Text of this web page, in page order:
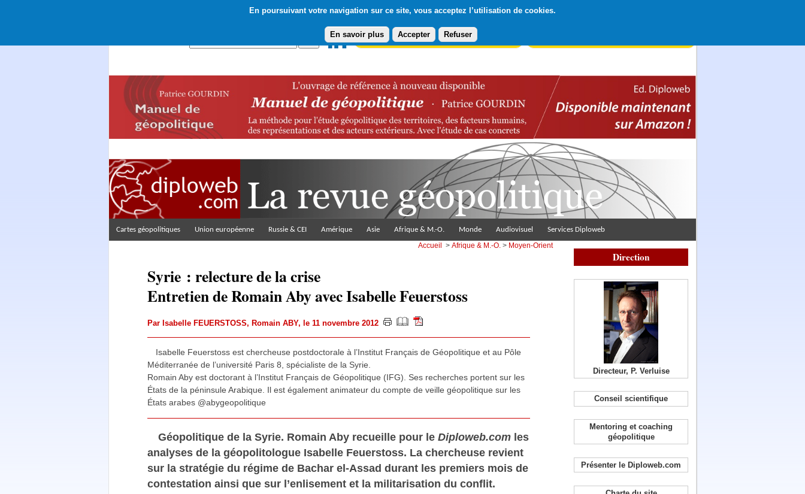
En poursuivant votre navigation sur ce site, vous acceptez l’utilisation de cookies.
En savoir plus Accepter Refuser
Abonnement gratuit à la Lettre du Diploweb
Cartes géopolitiques Union européenne Russie & CEI Amérique Asie Afrique & M.-O. Monde Audiovisuel Services Diploweb
Accueil >Afrique & M.-O. > Moyen-Orient
Syrie : relecture de la crise
Entretien de Romain Aby avec Isabelle Feuerstoss
Par Isabelle FEUERSTOSS, Romain ABY, le 11 novembre 2012
Isabelle Feuerstoss est chercheuse postdoctorale à l’Institut Français de Géopolitique et au Pôle
Méditerranée de l’université Paris 8, spécialiste de la Syrie.
Romain Aby est doctorant à l’Institut Français de Géopolitique (IFG). Ses recherches portent sur les
États de la péninsule Arabique. Il est également animateur du compte de veille géopolitique sur les
États arabes @abygeopolitique
Géopolitique de la Syrie. Romain Aby recueille pour le Diploweb.comles
analyses de la géopolitologue Isabelle Feuerstoss. La chercheuse revient
sur la stratégie du régime de Bachar el-Assad durant les premiers mois de
contestation ainsi que sur l’enlisement et la militarisation du conflit.
Direction
Directeur, P. Verluise
Conseil scientifique
Mentoring et coaching
géopolitique
Présenter le Diploweb.com